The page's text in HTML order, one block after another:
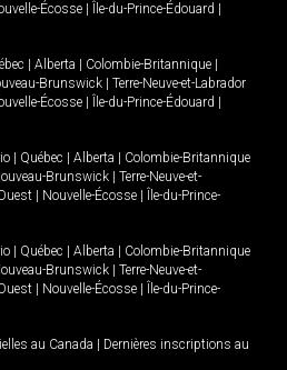
Écosse Île-du-Prince-Édouard
Alberta Colombie-Britannique
Brunswick
Terre-Neuve-et-Labrador
Écosse Île-du-Prince-Édouard
Québec Alberta
Colombie-Britannique
Brunswick
Terre-Neuve-et-
Nouvelle-Écosse
Île-du-Prince-
Québec Alberta
Colombie-Britannique
Brunswick
Terre-Neuve-et-
Nouvelle-Écosse
Île-du-Prince-
au Canada
Dernières inscriptions au